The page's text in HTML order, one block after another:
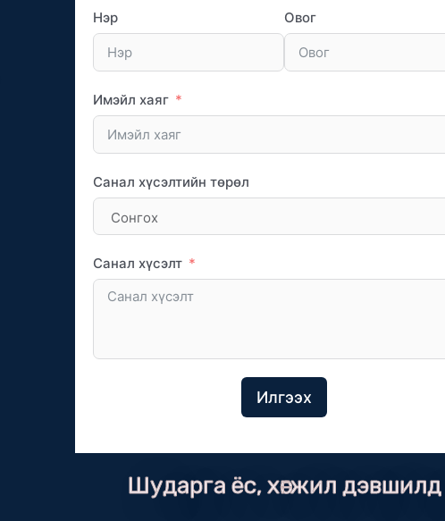
Нэр Овог
Имэйл хаяг
Санал хүсэлтийн төрөл
Санал хүсэлт
Илгээх
Шударга ёс, хөгжил дэвшилд